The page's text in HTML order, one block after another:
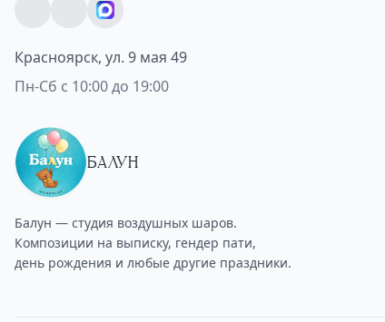
Красноярск, ул. 9 мая 49
Пн-Сб с 10:00 до 19:00
БАЛУН
Балун — студия воздушных шаров.
Композиции на выписку, гендер пати,
день рождения и любые другие праздники.